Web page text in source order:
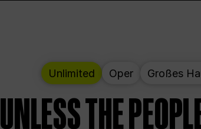
Unlimited Oper Großes
UNLESS THE